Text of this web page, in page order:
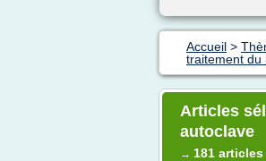
Accueil >
traitement du
Articles
autoclave
→ 181 articles